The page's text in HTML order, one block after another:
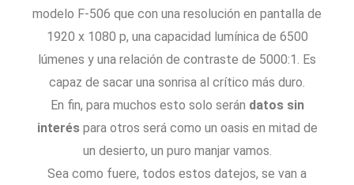
modelo F-506 que con una resolución en pantalla de
1920 x 1080 p, una capacidad lumínica de 6500
lúmenes y una relación de contraste de 5000:1. Es
capaz de sacar una sonrisa al crítico más duro.
En fin, para muchos esto solo serán datos sin
interéspara otros será como un oasis en mitad de
un desierto, un puro manjar vamos.
Sea como fuere, todos estos datejos, se van a